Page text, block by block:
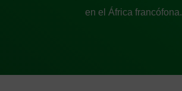
en el África francófona.